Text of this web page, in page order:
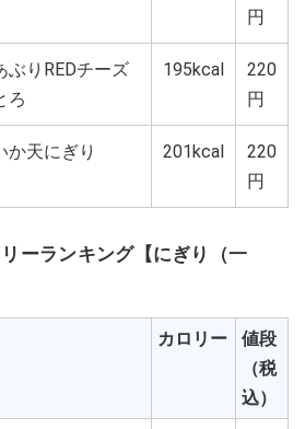
円
ぶりREDチーズ
ろ
195kcal
220
円
か天にぎり 201kcal
220
円
ーランキング【にぎり（一
カロリー
値段
（税
込）